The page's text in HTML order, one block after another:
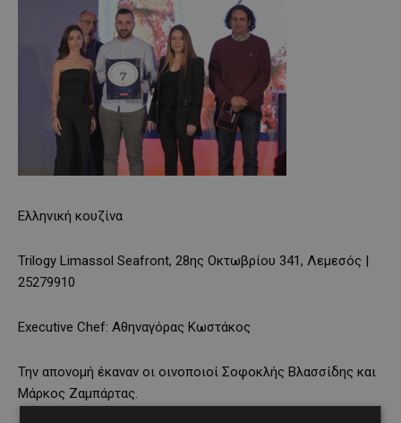
Ελληνική κουζίνα
Trilogy Limassol Seafront, 28ης Οκτωβρίου 341, Λεμεσός |
25279910
Executive Chef: Αθηναγόρας Κωστάκος
Την απονομή έκαναν οι οινοποιοί Σοφοκλής Βλασσίδης και
Μάρκος Ζαμπάρτας.